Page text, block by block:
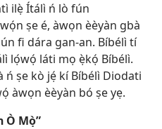
ilẹ̀ Ítálì ń lò fún
ṣe é, àwọn èèyàn gbà
fi dára gan-an. Bíbélì tí
lọ́wọ́ láti mọ ẹ̀kọ́ Bíbélì.
ṣe kò jẹ́ kí Bíbélì Diodati
àwọn èèyàn bó ṣe yẹ.
Ò Mọ̀”